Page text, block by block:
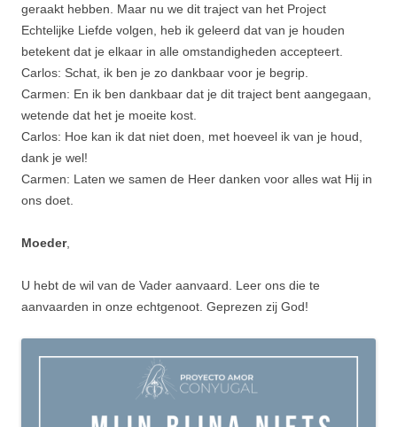
geraakt hebben. Maar nu we dit traject van het Project
Echtelijke Liefde volgen, heb ik geleerd dat van je houden
betekent dat je elkaar in alle omstandigheden accepteert.
Carlos: Schat, ik ben je zo dankbaar voor je begrip.
Carmen: En ik ben dankbaar dat je dit traject bent aangegaan,
wetende dat het je moeite kost.
Carlos: Hoe kan ik dat niet doen, met hoeveel ik van je houd,
dank je wel!
Carmen: Laten we samen de Heer danken voor alles wat Hij in
ons doet.
Moeder,
U hebt de wil van de Vader aanvaard. Leer ons die te
aanvaarden in onze echtgenoot. Geprezen zij God!